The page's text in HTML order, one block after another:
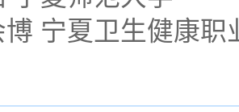
博 宁夏卫生健康职